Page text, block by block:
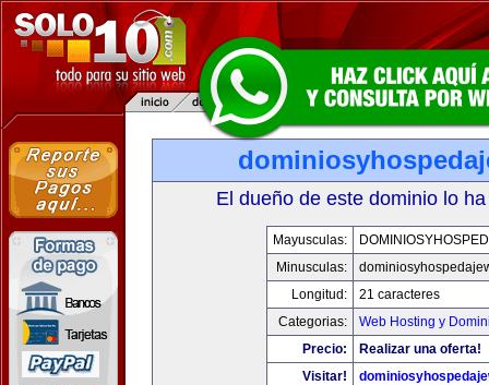
El dueño de este dominio lo
Mayusculas:
Minusculas:
Longitud:
21 caracteres
Categorias:
Web Hosting y
Precio:
Realizar una oferta!
Visitar!